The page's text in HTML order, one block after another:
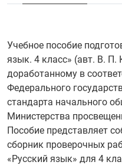
Учебное пособие
язык. 4 класс» (авт. В. П.
доработанному в
Федерального
стандарта начального
Министерства
Пособие представляет
сборник проверочных
«Русский язык» для 4